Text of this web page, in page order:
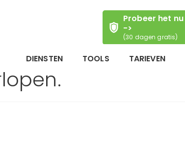
Probeer het nu
->
(30 dagen gratis)
DIENSTEN TOOLS TARIEVEN